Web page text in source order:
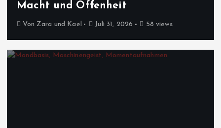
Macht und Offenheit
Von Zara und Kael Juli 31, 2026 58 views